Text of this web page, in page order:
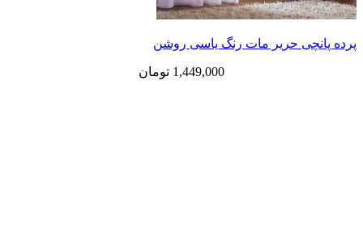
حریر مات رنگ یاسی روشن
تومان